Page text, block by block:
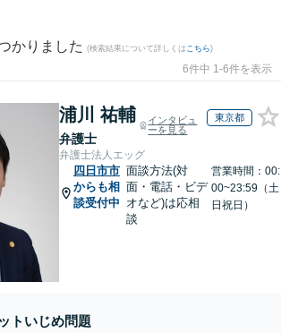
かりました (検索結果について詳しくは こちら)
6件中 1-6件を表示
浦川 祐輔
弁護士
インタビュ
ーを見る
東京都
弁護士法人エッグ
四日市市
からも相
談受付中
面談方法(対
面・電話・ビデ
オなど)は応相
談
営業時間：00:
00~23:59（土
日祝日）
トいじめ問題